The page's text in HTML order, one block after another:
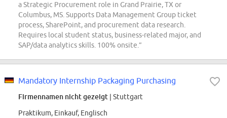
a Strategic Procurement role in Grand Prairie, TX or
Columbus, MS. Supports Data Management Group ticket
process, SharePoint, and procurement data research.
Requires local student status, business-related major, and
SAP/data analytics skills. 100% onsite.”
Mandatory Internship Packaging Purchasing
Firmennamen nicht gezeigt | Stuttgart
Praktikum, Einkauf, Englisch